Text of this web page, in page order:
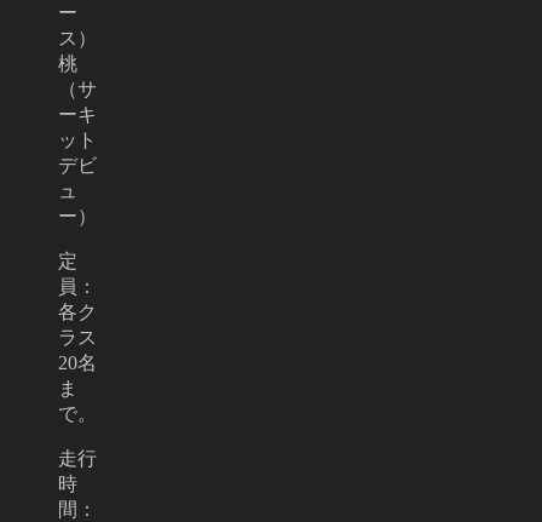
ー
ス）
桃
（サ
ーキ
ット
デビ
ュ
ー）
定
員：
各ク
ラス
20名
ま
で。
走行
時
間：